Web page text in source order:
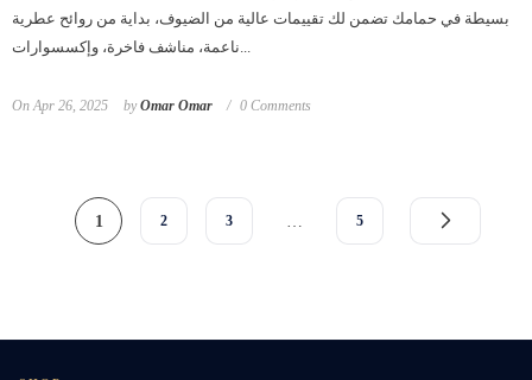
بسيطة في حمامك تضمن لك تقييمات عالية من الضيوف، بداية من روائح عطرية
On Apr 26, 2025 byOmar Omar 0 Comments
1 2 3 5